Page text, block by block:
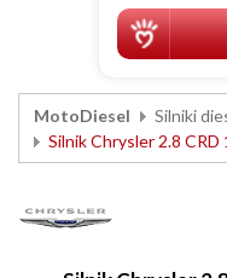
MotoDiesel Silniki
Silnik Chrysler 2.8